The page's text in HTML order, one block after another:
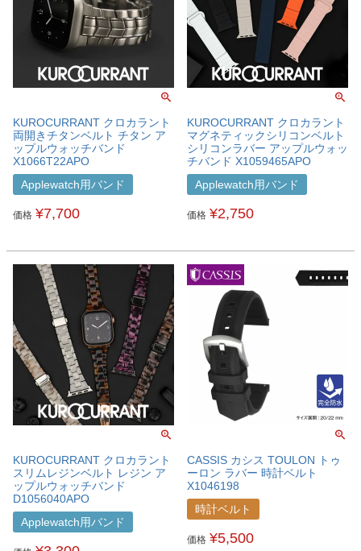
KUROCURRANT クロカラント
両開きチタンベルト チタン ア
ップルウォッチバンド
X1066T22APO
Applewatch用バンド
価格 ¥7,700
KUROCURRANT クロカラント
マグネティックシリコンベルト
シリコンラバー アップルウォッ
チバンド X1059465APO
Applewatch用バンド
価格 ¥2,750
KUROCURRANT クロカラント
スリムレジンベルト レジン ア
ップルウォッチバンド
D1056040APO
Applewatch用バンド
CASSIS カシス TOULON トゥ
ーロン ラバー 時計ベルト
X1046198
時計ベルト
価格 ¥5,500